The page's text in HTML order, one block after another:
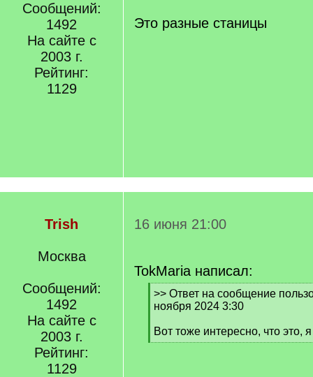
Сообщений:
1492
На сайте с
2003 г.
Рейтинг:
1129
Это разные станицы
Trish
Москва
Сообщений:
1492
На сайте с
2003 г.
Рейтинг:
1129
16 июня 21:00
TokMaria написал:
[
q
>> Ответ на сообщение
ноября 2024 3:30
Вот тоже интересно, что это,
[